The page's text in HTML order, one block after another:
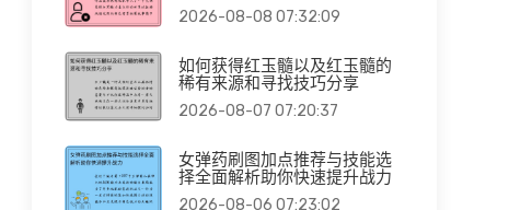
2026-08-08 07:32:09
如何获得红玉髓以及红玉髓的
稀有来源和寻找技巧分享
2026-08-07 07:20:37
女弹药刷图加点推荐与技能选
择全面解析助你快速提升战力
2026-08-06 07:23:02